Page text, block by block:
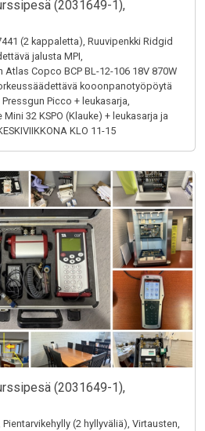
(2031649-1),
(2 kappaletta), Ruuvipenkki Ridgid
jalusta MPI,
Copco BCP BL-12-106 18V 870W
kooonpanotyöpöytä
Picco + leukasarja,
32 KSPO (Klauke) + leukasarja ja
KLO 11-15
(2031649-1),
(2 hyllyväliä), Virtausten,